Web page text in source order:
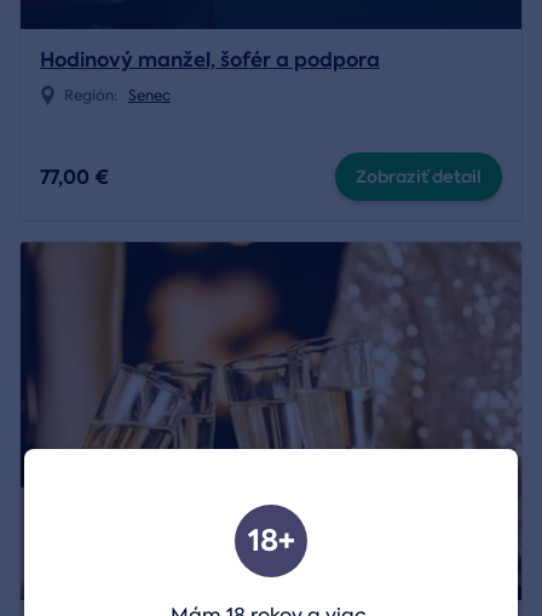
Hodinový manžel, šofér a podpora
Región: Senec
77,00 € Zobraziť detail
18+